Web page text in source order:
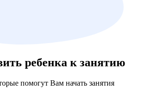
ребенка к занятию
помогут Вам начать занятия